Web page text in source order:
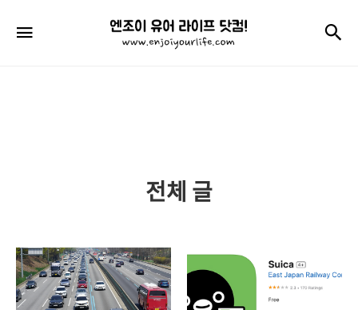
엔
조
이
닷
컴!
전체 글